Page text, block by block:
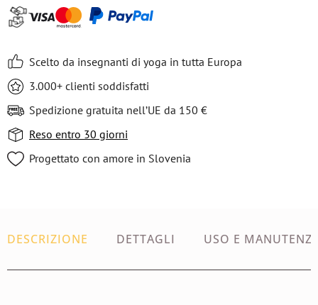
Scelto da insegnanti di yoga in tutta Europa
3.000+ clienti soddisfatti
Spedizione gratuita nell’UE da 150 €
Reso entro 30 giorni
Progettato con amore in Slovenia
DESCRIZIONE DETTAGLI USO E